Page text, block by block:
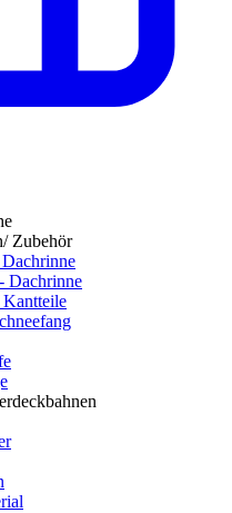
Zubehör
Dachrinne